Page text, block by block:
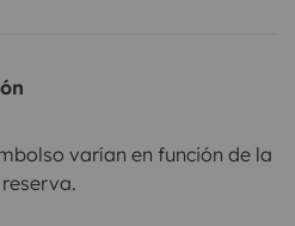
varían en función de la